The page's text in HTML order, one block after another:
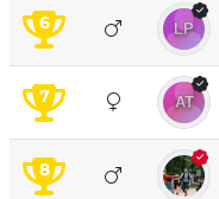
6
7
8